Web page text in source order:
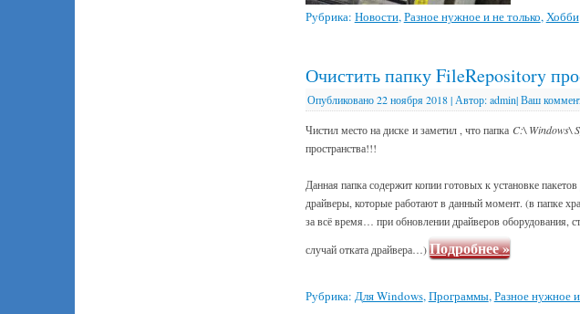
Рубрика: Новости,Разное нужное и не только,Хобби
Очистить папку FileRepository
Опубликовано 22 ноября 2018| Автор: admin| Ваш
Чистил место на диске и заметил , что папка C:\ Windows\
пространства!!!
Данная папка содержит копии готовых к установке
драйверы, которые работают в данный момент. (в папке
за всё время… при обновлении драйверов оборудования,
случай отката драйвера…)Подробнее»
Рубрика: Для Windows,Программы,Разное нужное